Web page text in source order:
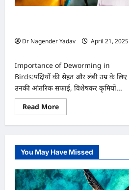
Dr Nagender Yadav
April 21, 2025
Importance of Deworming in
Birds:पक्षियों की सेहत और लंबी उम्र के लिए
उनकी आंतरिक सफाई, विशेषकर कृमियों...
Read MoreRead
more
पक्षियों
कितना
आवश्यक,
जानें
पूरी
डिटेल
You May Have Missed